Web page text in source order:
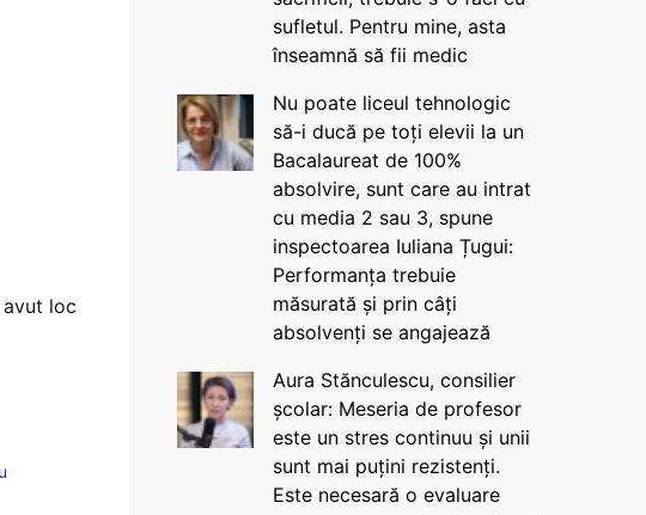
loc
sufletul. Pentru mine, asta
înseamnă să fii medic
Nu poate liceul tehnologic
să-i ducă pe toți elevii la un
Bacalaureat de 100%
absolvire, sunt care au intrat
cu media 2 sau 3, spune
inspectoarea Iuliana Țugui:
Performanța trebuie
măsurată și prin câți
absolvenți se angajează
Aura Stănculescu, consilier
școlar: Meseria de profesor
este un stres continuu și unii
sunt mai puțini rezistenți.
Este necesară o evaluare